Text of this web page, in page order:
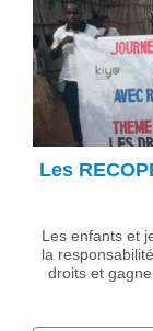
Les
Les enfants et
la
droits et